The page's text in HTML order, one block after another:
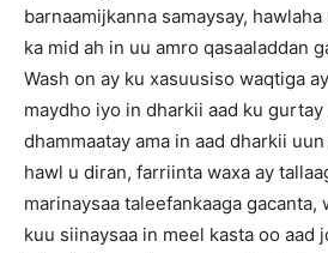
barnaamijkanna samaysay,
ka mid ah in uu amro qasaaladdan
Wash on ay ku xasuusiso waqtiga
maydho iyo in dharkii aad ku
dhammaatay ama in aad dharkii
hawl u diran, farriinta waxa ay
marinaysaa taleefankaaga gacanta,
kuu siinaysaa in meel kasta oo aad